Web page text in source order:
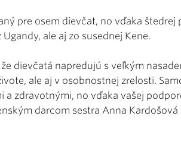
pre osem dievčat, no vďaka štedrej
ale aj zo susednej Kene.
dievčatá napredujú s veľkým
ale aj v osobnostnej zrelosti.
a zdravotnými, no vďaka vašej
darcom sestra Anna